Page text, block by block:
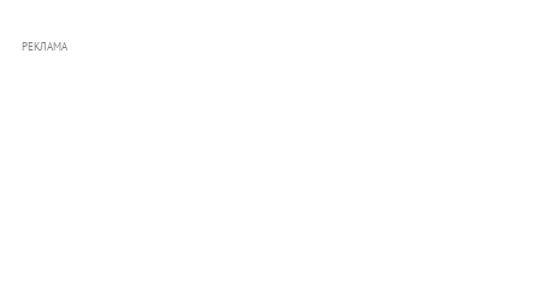
РЕКЛАМА